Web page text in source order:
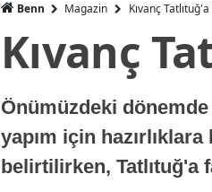
Benn Magazin Kıvanç
Kıvanç
Önümüzdeki
yapım için
belirtilirken, Tatlıtuğ'a